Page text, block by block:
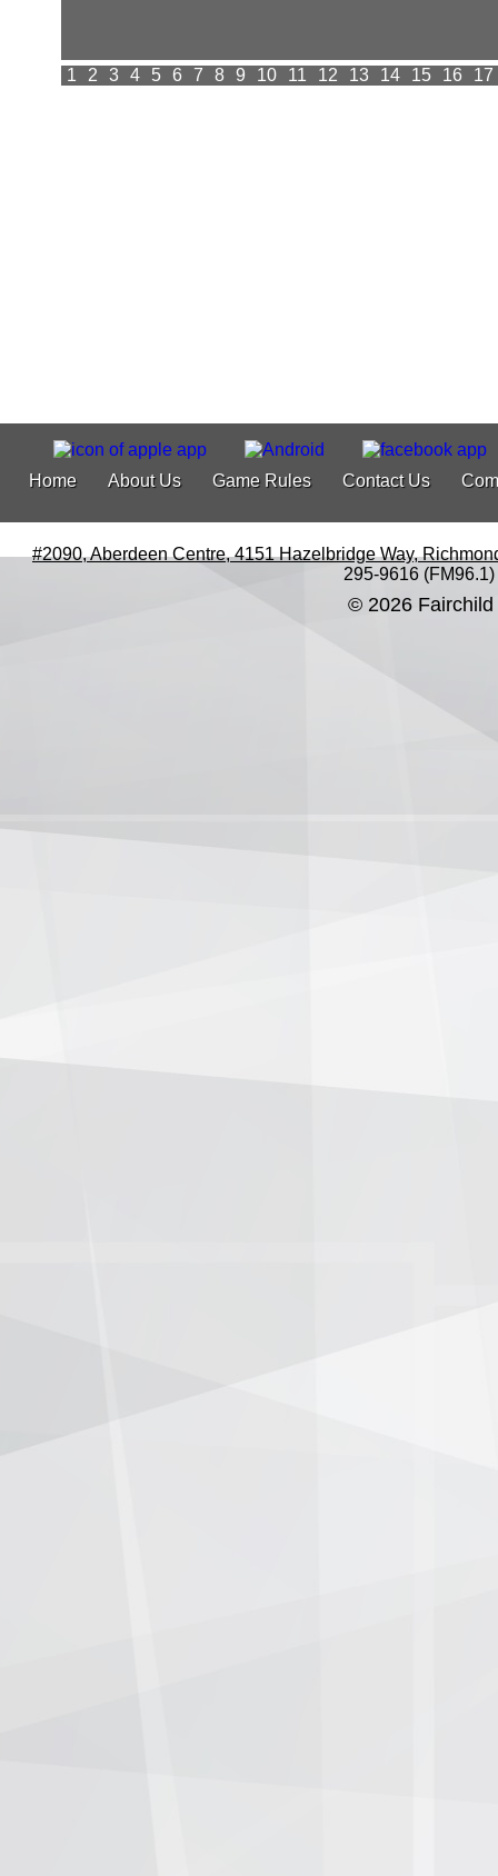
1 2 3 4 5 6 7 8 9 10 11 12 13 14 15 16 17
Home About Us Game Rules Contact Us
#2090, Aberdeen Centre, 4151 Hazelbridge Way,
295-9616 (FM96.1)
© 2026 Fairchild